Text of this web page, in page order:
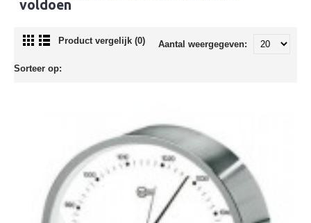
voldoen
Product vergelijk (0) Aantal weergegeven:
Sorteer op: